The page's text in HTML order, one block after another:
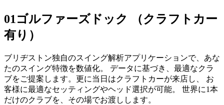
01ゴルファーズドック （クラフトカー
有り）
ブリヂストン独自のスイング解析アプリケーションで、あな
たのスイング特徴を数値化。 データに基づき、最適なクラ
ブをご提案します。更に当日はクラフトカーが来店し、 お
客様に最適なセッティングやヘッド選択が可能。 世界に1本
だけのクラブを、その場でお渡しします。